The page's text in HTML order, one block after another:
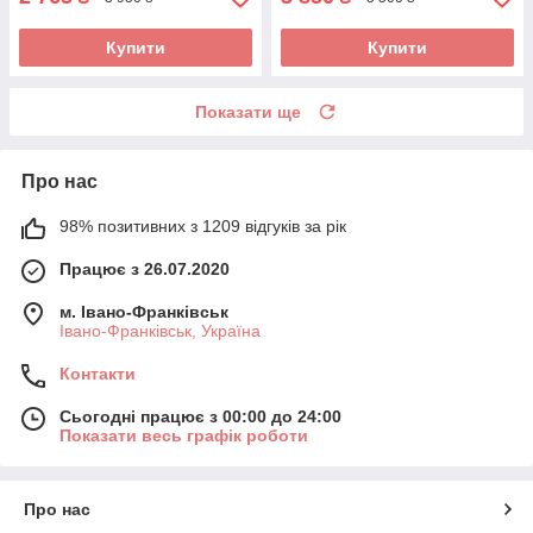
Купити Купити
Показати ще
Про нас
98% позитивних з 1209 відгуків за рік
Працює з 26.07.2020
м. Івано-Франківськ
Івано-Франківськ, Україна
Контакти
Сьогодні працює з 00:00 до 24:00
Показати весь графік роботи
Про нас